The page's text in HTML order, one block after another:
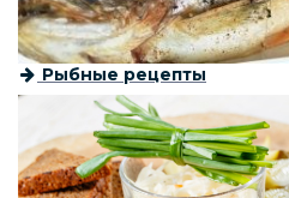
Рыбные рецепты